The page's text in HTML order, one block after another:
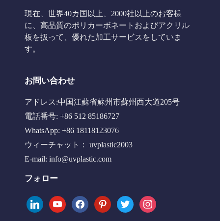
現在、世界40カ国以上、2000社以上のお客様
に、高品質のポリカーボネートおよびアクリル
板を扱って、優れた加工サービスをしていま
す。
お問い合わせ
アドレス:中国江蘇省蘇州市蘇州西大道205号
電話番号: +86 512 85186727
WhatsApp: +86 18118123076
ウィーチャット： uvplastic2003
E-mail: info@uvplastic.com
フォロー
linkedinyoutubefacebookpinteresttwitter instagram